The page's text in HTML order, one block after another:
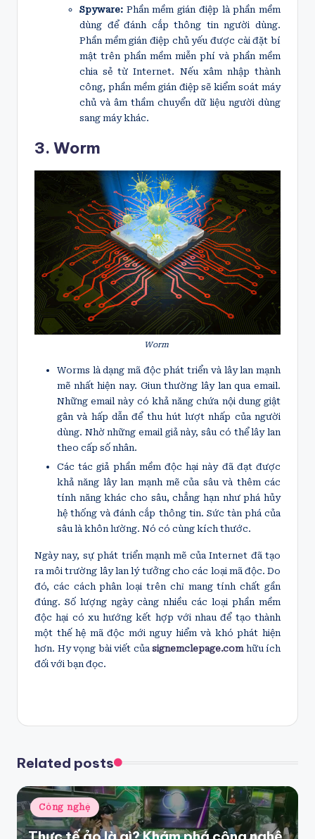
Spyware: Phần mềm gián điệp là phần mềm
dùng để đánh cắp thông tin người dùng.
Phần mềm gián điệp chủ yếu được cài đặt bí
mật trên phần mềm miễn phí và phần mềm
chia sẻ từ Internet. Nếu xâm nhập thành
công, phần mềm gián điệp sẽ kiểm soát máy
chủ và âm thầm chuyển dữ liệu người dùng
sang máy khác.
3. Worm
Worm
Worms là dạng mã độc phát triển và lây lan mạnh
mẽ nhất hiện nay. Giun thường lây lan qua email.
Những email này có khả năng chứa nội dung giật
gân và hấp dẫn để thu hút lượt nhấp của người
dùng. Nhờ những email giả này, sâu có thể lây lan
theo cấp số nhân.
Các tác giả phần mềm độc hại này đã đạt được
khả năng lây lan mạnh mẽ của sâu và thêm các
tính năng khác cho sâu, chẳng hạn như phá hủy
hệ thống và đánh cắp thông tin. Sức tàn phá của
sâu là khôn lường. Nó có cùng kích thước.
Ngày nay, sự phát triển mạnh mẽ của Internet đã tạo
ra môi trường lây lan lý tưởng cho các loại mã độc. Do
đó, các cách phân loại trên chỉ mang tính chất gần
đúng. Số lượng ngày càng nhiều các loại phần mềm
độc hại có xu hướng kết hợp với nhau để tạo thành
một thế hệ mã độc mới nguy hiểm và khó phát hiện
hơn. Hy vọng bài viết của signemclepage.comhữu ích
đối với bạn đọc.
Related posts
Posted
in
Công nghệ